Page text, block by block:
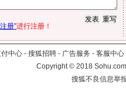
册”进行注册！
中心 - 搜狐招聘 - 广告服务 - 客服中心
Copyright©2018
搜狐不良信息举